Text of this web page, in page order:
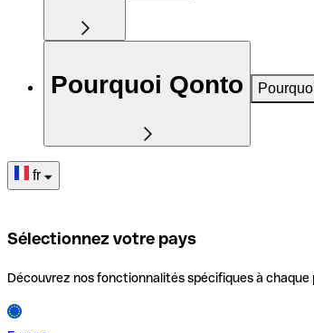
Pourquoi Qonto
fr
Sélectionnez votre pays
Découvrez nos fonctionnalités spécifiques à chaque